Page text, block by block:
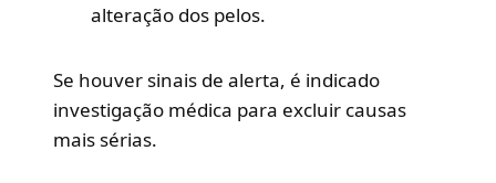
alteração dos pelos.
Se houver sinais de alerta, é indicado
investigação médica para excluir causas
mais sérias.